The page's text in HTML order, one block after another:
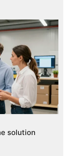
solution